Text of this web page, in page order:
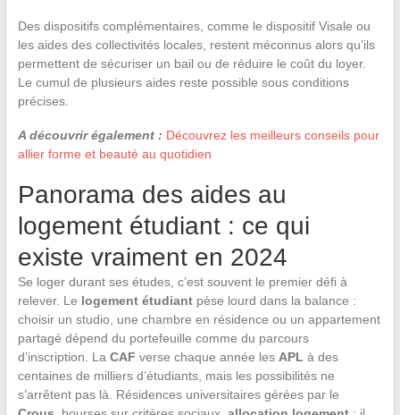
Des dispositifs complémentaires, comme le dispositif Visale ou
les aides des collectivités locales, restent méconnus alors qu’ils
permettent de sécuriser un bail ou de réduire le coût du loyer.
Le cumul de plusieurs aides reste possible sous conditions
précises.
A découvrir également : Découvrez les meilleurs conseils pour
allier forme et beauté au quotidien
Panorama des aides au
logement étudiant : ce qui
existe vraiment en 2024
Se loger durant ses études, c’est souvent le premier défi à
relever. Le logement étudiantpèse lourd dans la balance :
choisir un studio, une chambre en résidence ou un appartement
partagé dépend du portefeuille comme du parcours
d’inscription. La CAF verse chaque année les APL à des
centaines de milliers d’étudiants, mais les possibilités ne
s’arrêtent pas là. Résidences universitaires gérées par le